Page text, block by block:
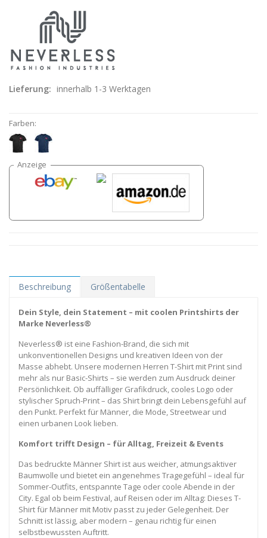
Lieferung: innerhalb 1-3 Werktagen
Farben:
Beschreibung Größentabelle
Dein Style, dein Statement – mit coolen Printshirts der
Marke Neverless®
Neverless® ist eine Fashion-Brand, die sich mit
unkonventionellen Designs und kreativen Ideen von der
Masse abhebt. Unsere modernen Herren T-Shirt mit Print sind
mehr als nur Basic-Shirts – sie werden zum Ausdruck deiner
Persönlichkeit. Ob auffälliger Grafikdruck, cooles Logo oder
stylischer Spruch-Print – das Shirt bringt dein Lebensgefühl auf
den Punkt. Perfekt für Männer, die Mode, Streetwear und
einen urbanen Look lieben.
Komfort trifft Design – für Alltag, Freizeit & Events
Das bedruckte Männer Shirt ist aus weicher, atmungsaktiver
Baumwolle und bietet ein angenehmes Tragegefühl – ideal für
Sommer-Outfits, entspannte Tage oder coole Abende in der
City. Egal ob beim Festival, auf Reisen oder im Alltag: Dieses T-
Shirt für Männer mit Motiv passt zu jeder Gelegenheit. Der
Schnitt ist lässig, aber modern – genau richtig für einen
selbstbewussten Auftritt.